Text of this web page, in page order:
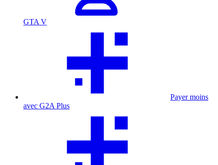
GTA V
Payer moins
avec G2A Plus